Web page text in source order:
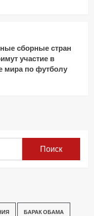
сборные стран
участие в
мира по футболу
БАРАК ОБАМА